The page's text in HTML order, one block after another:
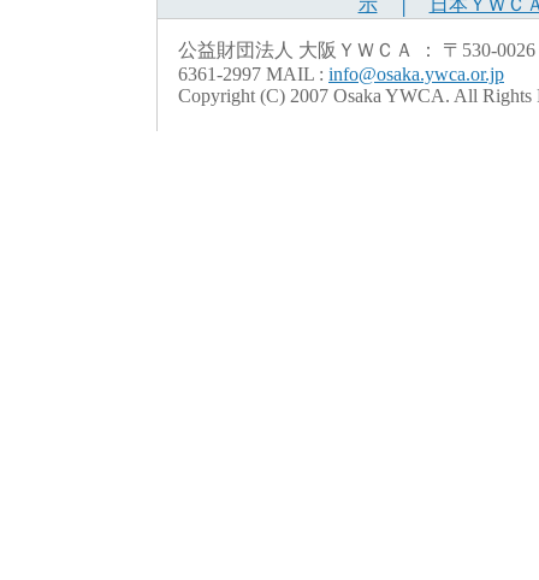
示│ 日本ＹＷＣ
公益財団法人 大阪ＹＷＣＡ ： 〒530-
6361-2997 MAIL : info@osaka.ywca.or.jp
Copyright (C) 2007 Osaka YWCA. All Rights